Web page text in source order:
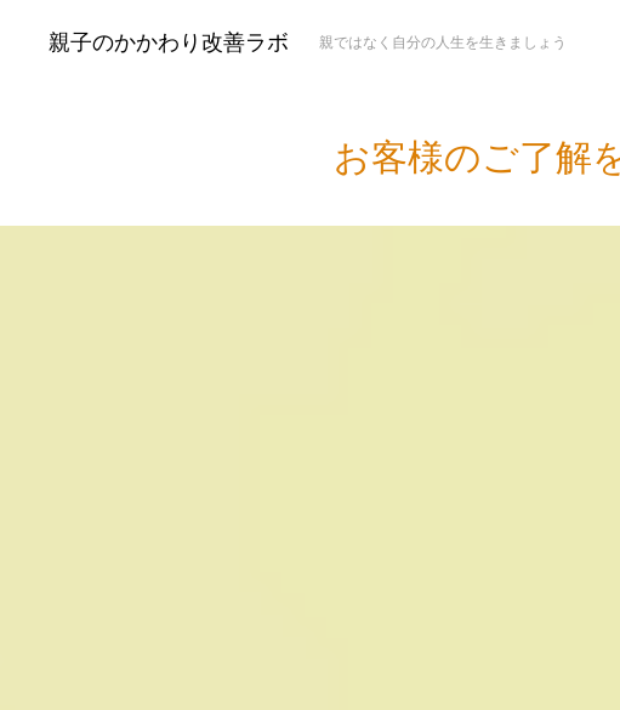
親子のかかわり改善ラボ 親ではなく自分の人生を生きましょう
お客様のご了解